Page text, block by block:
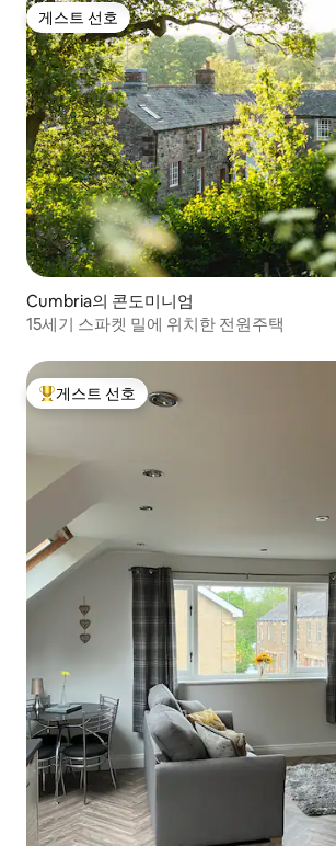
게스트 선호
게스트 선호
Cumbria의 콘도미니엄
15세기 스파켓 밀에 위치한 전원주택
상위 게스트 선호
게스트 선호